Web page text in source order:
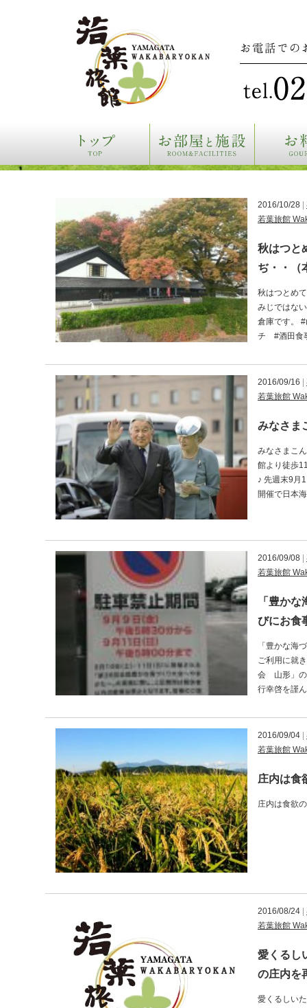
お電話での
2016/10/28
若葉旅館
秋はつと
ぢ・・（
秋はつとめ
みじではな
倉庫です。
チ #酒田食
2016/09/16
若葉旅館
みなさま
みなさまこ
館より徒歩
♪ 先週末9月
開催で日本
2016/09/08
若葉旅館
「豊か
びにお食
「豊かな海
ご利用に就
会 山形」の
行幸啓を謹
2016/09/04
若葉旅館
庄内は食
庄内は食欲
2016/08/24
若葉旅館
愛くるし
の庄内を
愛くるしい